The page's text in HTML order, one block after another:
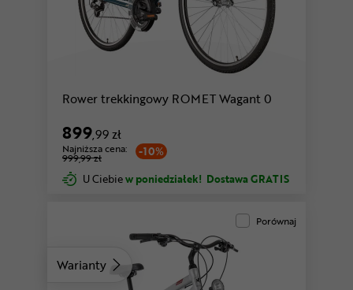
Rower trekkingowy ROMET Wagant 0
899,99 zł
-10%
Najniższa cena:
999,99 zł
U Ciebiew poniedziałek! Dostawa GRATIS
Warianty
Porównaj